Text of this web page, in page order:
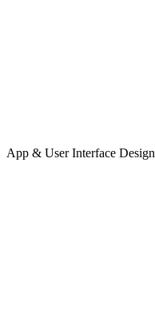
App & User Interface Design